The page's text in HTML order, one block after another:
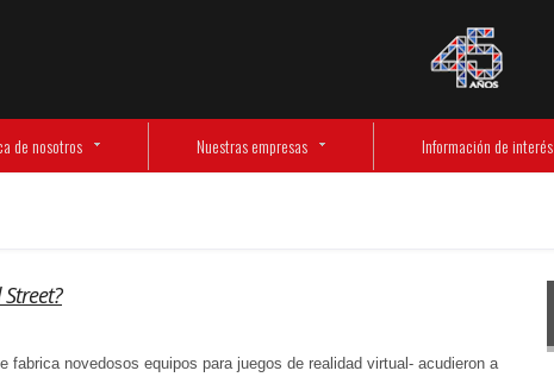
de nosotros Nuestras empresas Información de interés
fabrica novedosos equipos para juegos de realidad virtual- acudieron a